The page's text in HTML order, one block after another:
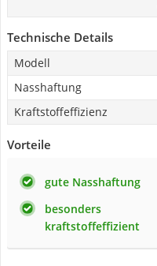
Technische Details
Modell
Nasshaftung
Kraftstoffeffizienz
Vorteile
gute Nasshaftung
besonders
kraftstoffeffizient